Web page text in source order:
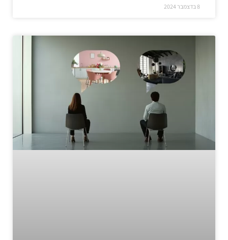
8 בדצמבר 2024